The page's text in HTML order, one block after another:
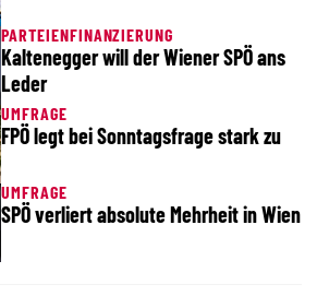
PARTEIENFINANZIERUNG
Kaltenegger will der Wiener SPÖ ans
Leder
UMFRAGE
FPÖ legt bei Sonntagsfrage stark zu
UMFRAGE
SPÖ verliert absolute Mehrheit in Wien